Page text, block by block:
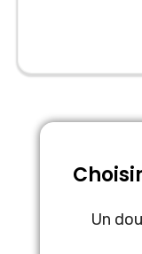
Un